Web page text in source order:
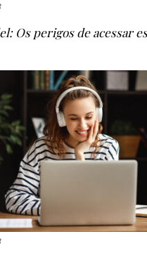
Os perigos de acessar